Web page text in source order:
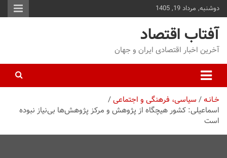
دوشنبه, مرداد 19, 1405
آفتاب اقتصاد
آخرین اخبار اقتصادی ایران و جهان
خـانـه سیاسی، فرهنگی و اجتماعی
اسماعیلی: کشور هیچگاه از پژوهش و مرکز پژوهش‌ها بی‌نیاز نبوده
است